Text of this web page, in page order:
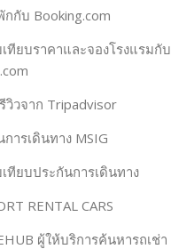
กกับ Booking.com
เทียบราคาและจองโรงแรมกับ
วิวจาก Tripadvisor
ารเดินทาง MSIG
เทียบประกันการเดินทาง
RENTAL CARS
ผู้ให้บริการค้นหารถเช่า